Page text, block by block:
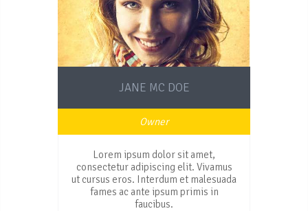
JANE MC DOE
Owner
Lorem ipsum dolor sit amet,
consectetur adipiscing elit. Vivamus
ut cursus eros. Interdum et malesuada
fames ac ante ipsum primis in
faucibus.